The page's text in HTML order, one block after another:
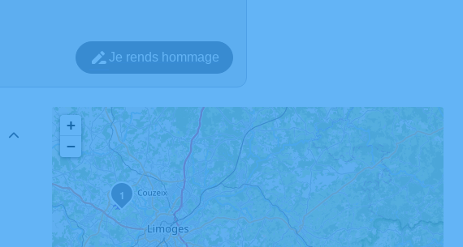
Je rends hommage
1
+
−